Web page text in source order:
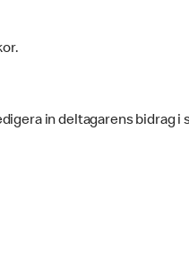
in deltagarens bidrag i